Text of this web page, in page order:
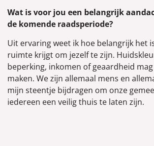
Wat is voor jou een belangrijk
de komende raadsperiode?
Uit ervaring weet ik hoe belangrijk het
ruimte krijgt om jezelf te zijn.
beperking, inkomen of geaardheid
maken. We zijn allemaal mens en
mijn steentje bijdragen om onze
iedereen een veilig thuis te laten zijn.